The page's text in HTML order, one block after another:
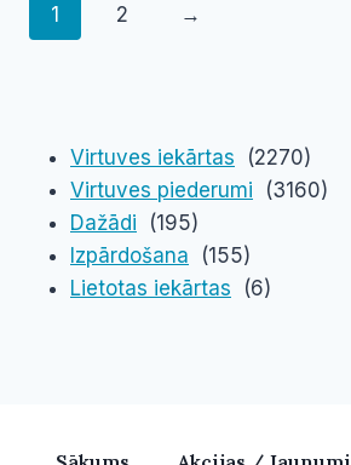
1 2 →
Virtuves iekārtas
(2270)
Virtuves piederumi
(3160)
Dažādi
(195)
Izpārdošana
(155)
Lietotas iekārtas
(6)